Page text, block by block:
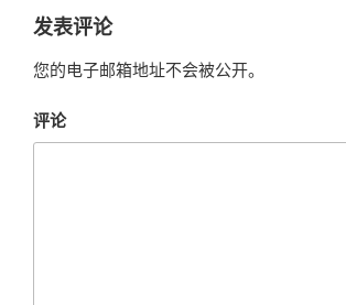
发表评论
您的电子邮箱地址不会被公开。
评论